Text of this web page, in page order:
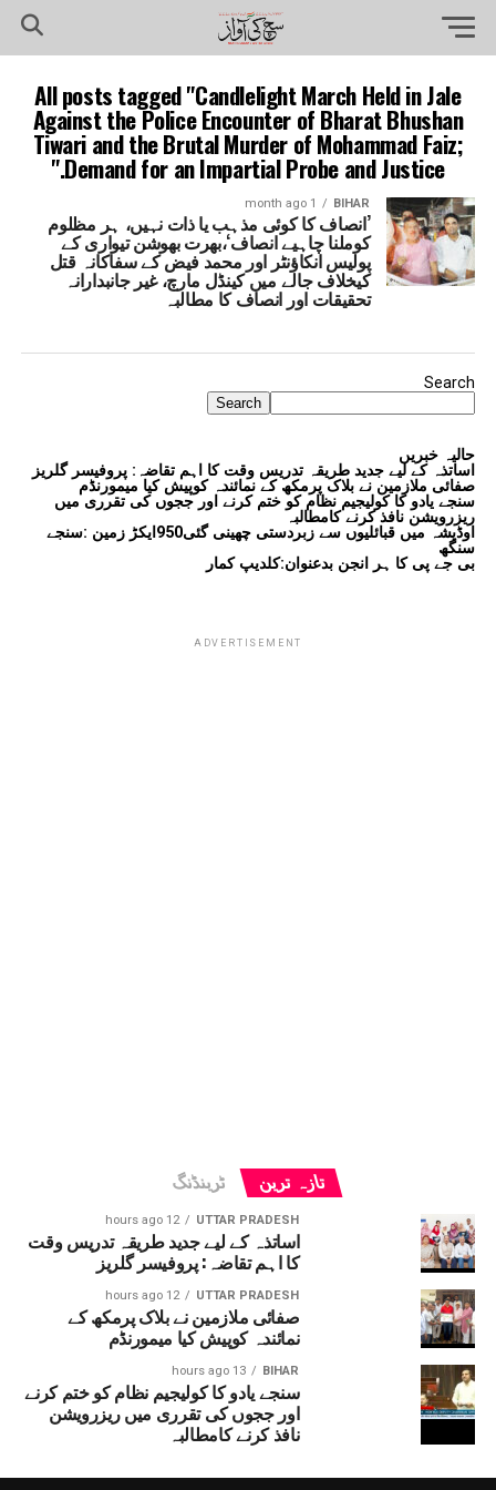
All posts tagged "Candlelight March Held in Jale
Against the Police Encounter of Bharat Bhushan
Tiwari and the Brutal Murder of Mohammad Faiz;
Demand for an Impartial Probe and Justice."
BIHAR
1 month ago
’انصاف کا کوئی مذہب یا ذات نہیں، ہر مظلوم
کوملنا چاہیے انصاف‘،بھرت بھوشن تیواری کے
پولیس انکاؤنٹر اور محمد فیض کے سفاکانہ قتل
کیخلاف جالے میں کینڈل مارچ، غیر جانبدارانہ
تحقیقات اور انصاف کا مطالبہ
Search
Search
حالیہ خبریں
اساتذہ کے لیے جدید طریقہ تدریس وقت کا اہم تقاضہ: پروفیسر گلریز
صفائی ملازمین نے بلاک پرمکھ کے نمائندہ کوپیش کیا میمورنڈم
سنجے یادو کا کولیجیم نظام کو ختم کرنے اور ججوں کی تقرری میں
ریزرویشن نافذ کرنے کامطالبہ
اوڈیشہ میں قبائلیوں سے زبردستی چھینی گئی950ایکڑ زمین :سنجے
سنگھ
بی جے پی کا ہر انجن بدعنوان:کلدیپ کمار
ADVERTISEMENT
تازہ ترین ٹرینڈنگ
UTTAR PRADESH
12 hours ago
اساتذہ کے لیے جدید طریقہ تدریس وقت
کا اہم تقاضہ: پروفیسر گلریز
UTTAR PRADESH
12 hours ago
صفائی ملازمین نے بلاک پرمکھ کے
نمائندہ کوپیش کیا میمورنڈم
BIHAR
13 hours ago
سنجے یادو کا کولیجیم نظام کو ختم کرنے
اور ججوں کی تقرری میں ریزرویشن
نافذ کرنے کامطالبہ